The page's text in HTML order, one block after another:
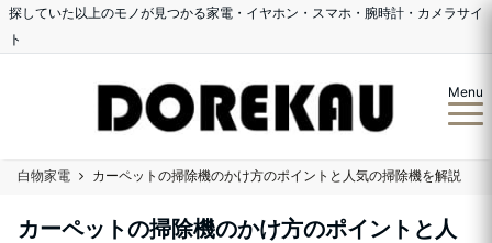
探していた以上のモノが見つかる家電・イヤホン・スマホ・腕時計・カメラサイ
ト
Menu
白物家電 カーペットの掃除機のかけ方のポイントと人気の掃除機を解説
カーペットの掃除機のかけ方のポイントと人